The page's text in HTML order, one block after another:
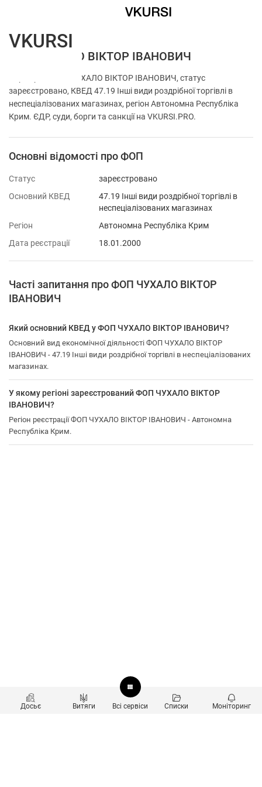
ФОП ЧУХАЛО ВІКТОР ІВАНОВИЧ
Перевірка ФОП ЧУХАЛО ВІКТОР ІВАНОВИЧ, статус
зареєстровано, КВЕД 47.19 Інші види роздрібної торгівлі в
неспеціалізованих магазинах, регіон Автономна Республіка
Крим. ЄДР, суди, борги та санкції на VKURSI.PRO.
Основні відомості про ФОП
Статус
зареєстровано
Основний КВЕД
47.19 Інші види роздрібної торгівлі в
неспеціалізованих магазинах
Регіон
Автономна Республіка Крим
Дата реєстрації
18.01.2000
Часті запитання про ФОП ЧУХАЛО ВІКТОР
ІВАНОВИЧ
Який основний КВЕД у ФОП ЧУХАЛО ВІКТОР ІВАНОВИЧ?
Основний вид економічної діяльності ФОП ЧУХАЛО ВІКТОР
ІВАНОВИЧ - 47.19 Інші види роздрібної торгівлі в неспеціалізованих
магазинах.
У якому регіоні зареєстрований ФОП ЧУХАЛО ВІКТОР
ІВАНОВИЧ?
Регіон реєстрації ФОП ЧУХАЛО ВІКТОР ІВАНОВИЧ - Автономна
Республіка Крим.
Досьє Витяги Всі сервіси Списки Моніторинг
VKURSI